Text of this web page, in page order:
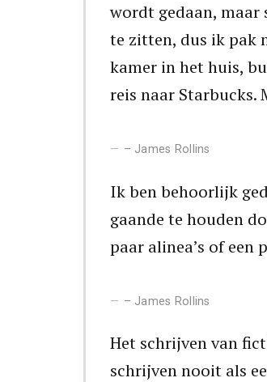
wordt gedaan, maar
te zitten, dus ik pak
kamer in het huis,
reis naar Starbucks.
– James Rollins
Ik ben behoorlijk
gaande te houden
paar alinea’s of een
– James Rollins
Het schrijven van
schrijven nooit als